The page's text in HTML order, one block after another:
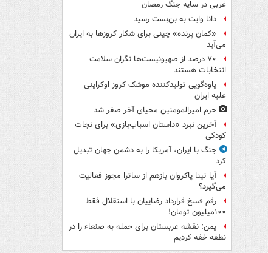
غربی در سایه جنگ رمضان
دانا وایت به بن‌بست رسید
«کمانِ پرنده» چینی برای شکار کروزها به ایران
می‌آید
۷۰ درصد از صهیونیست‌ها نگران سلامت
انتخابات هستند
یاوه‌گویی تولیدکننده موشک کروز اوکراینی
علیه ایران
حرم امیرالمومنین محیای آخر صفر شد
آخرین نبرد «داستان اسباب‌بازی» برای نجات
کودکی
جنگ با ایران، آمریکا را به دشمن جهان تبدیل
کرد
آیا تینا پاکروان بازهم از ساترا مجوز فعالیت
می‌گیرد؟
رقم فسخ قرارداد رضاییان با استقلال فقط
۱۰۰میلیون تومان!
یمن: نقشه عربستان برای حمله به صنعاء را در
نطفه خفه کردیم